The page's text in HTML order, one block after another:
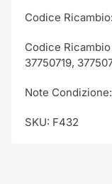
Codice
Codice
37750719,
Note
SKU: F432